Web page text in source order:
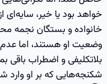
خواهد بود یا خیر،
خانواده و بستگان نجمه
وضعیت او هستند، اما
بلاتکلیفی و اضطراب باقی
شکنجه‌هایی که بر او وارد